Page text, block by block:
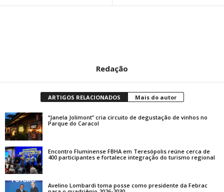
Redação
ARTIGOS RELACIONADOS Mais do autor
“Janela Jolimont” cria circuito de degustação de vinhos no
Parque do Caracol
Encontro Fluminense FBHA em Teresópolis reúne cerca de
400 participantes e fortalece integração do turismo regional
Avelino Lombardi toma posse como presidente da Febrac